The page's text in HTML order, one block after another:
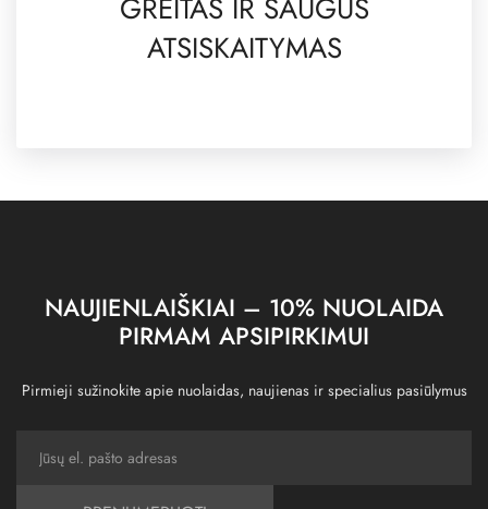
GREITAS IR SAUGUS
ATSISKAITYMAS
NAUJIENLAIŠKIAI – 10% NUOLAIDA
PIRMAM APSIPIRKIMUI
Pirmieji sužinokite apie nuolaidas, naujienas ir specialius pasiūlymus